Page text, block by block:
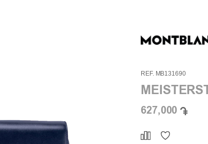
REF. MB131690
627,000